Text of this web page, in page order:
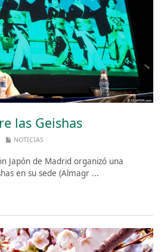
las Geishas
NOTICIAS
Japón de Madrid organizó una
en su sede (Almagr ...